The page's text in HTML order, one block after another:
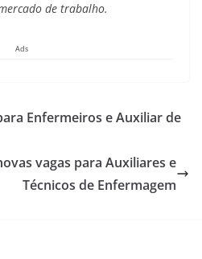
de trabalho.
Ads
Enfermeiros e Auxiliar de
vagas para Auxiliares e
Técnicos de Enfermagem